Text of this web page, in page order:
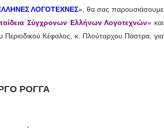
ΛΟΓΟΤΕΧΝΕΣ», θα σας παρουσιάσουμε
Σύγχρονων Ελλήνων Λογοτεχνών» και
Περιοδικού Κέφαλος, κ. Πλούταρχου Πάστρα, για
ΡΟΓΓΑ